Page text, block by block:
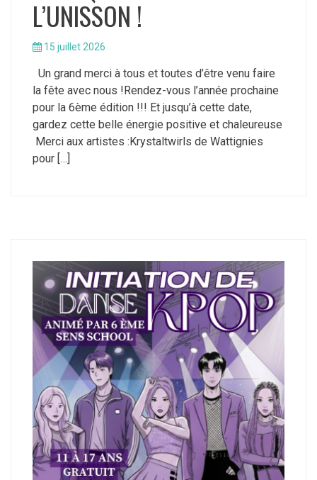
L’UNISSON !
15 juillet 2026
Un grand merci à tous et toutes d’être venu faire
la fête avec nous !Rendez-vous l’année prochaine
pour la 6ème édition !!! Et jusqu’à cette date,
gardez cette belle énergie positive et chaleureuse
Merci aux artistes :Krystaltwirls de Wattignies
pour […]